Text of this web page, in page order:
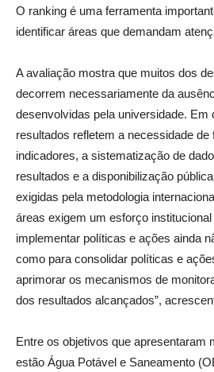
O ranking é uma ferramenta
identificar áreas que demandam
A avaliação mostra que muitos dos
decorrem necessariamente da
desenvolvidas pela universidade. Em
resultados refletem a necessidade
indicadores, a sistematização de
resultados e a disponibilização
exigidas pela metodologia
áreas exigem um esforço
implementar políticas e ações ainda
como para consolidar políticas e
aprimorar os mecanismos de
dos resultados alcançados”,
Entre os objetivos que apresentaram
estão Água Potável e Saneamento